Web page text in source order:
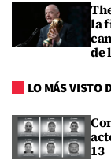
la
de
LO MÁS VISTO
13